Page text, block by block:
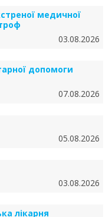
медичної
03.08.2026
допомоги
07.08.2026
05.08.2026
03.08.2026
лікарня